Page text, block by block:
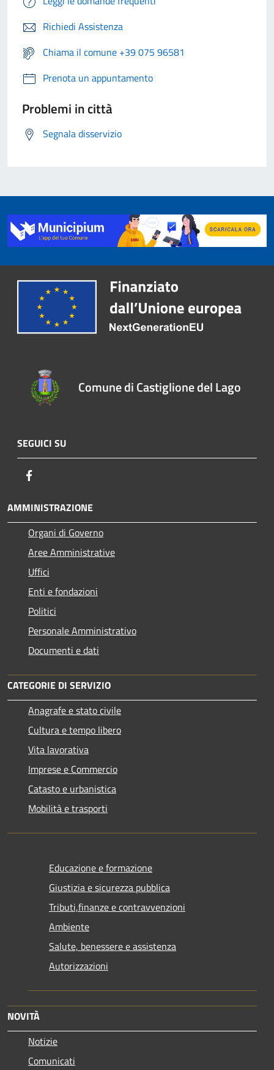
Richiedi Assistenza
Chiama il comune +39 075 96581
Prenota un appuntamento
Problemi in città
Segnala disservizio
Comune di Castiglione del Lago
SEGUICI SU
AMMINISTRAZIONE
Organi di Governo
Aree Amministrative
Uffici
Enti e fondazioni
Politici
Personale Amministrativo
Documenti e dati
CATEGORIE DI SERVIZIO
Anagrafe e stato civile
Cultura e tempo libero
Vita lavorativa
Imprese e Commercio
Catasto e urbanistica
Mobilità e trasporti
Educazione e formazione
Giustizia e sicurezza pubblica
Tributi,finanze e contravvenzioni
Ambiente
Salute, benessere e assistenza
Autorizzazioni
NOVITÀ
Notizie
Comunicati